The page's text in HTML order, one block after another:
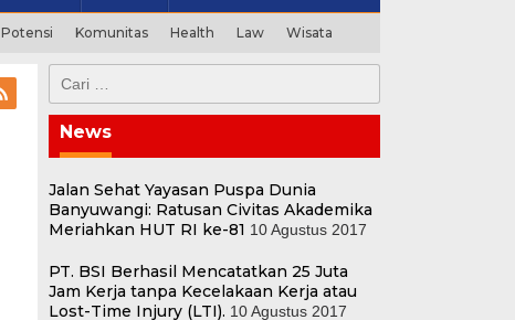
Potensi Komunitas Health Law Wisata
untuk:
News
Jalan Sehat Yayasan Puspa Dunia
Banyuwangi: Ratusan Civitas Akademika
Meriahkan HUT RI ke-81 10 Agustus 2017
PT. BSI Berhasil Mencatatkan 25 Juta
Jam Kerja tanpa Kecelakaan Kerja atau
Lost-Time Injury (LTI). 10 Agustus 2017